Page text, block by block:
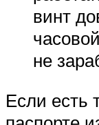
винт
не
Если есть